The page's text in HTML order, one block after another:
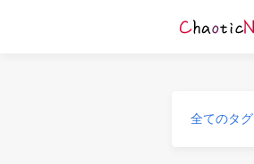
全てのタグ